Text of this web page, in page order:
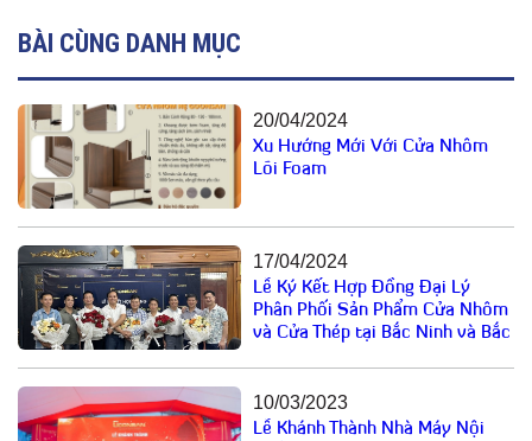
BÀI CÙNG DANH MỤC
20/04/2024
Xu Hướng Mới Với Cửa Nhôm
Lõi Foam
17/04/2024
Lễ Ký Kết Hợp Đồng Đại Lý
Phân Phối Sản Phẩm Cửa Nhôm
và Cửa Thép tại Bắc Ninh và Bắc
10/03/2023
Lễ Khánh Thành Nhà Máy Nội